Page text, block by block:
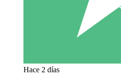
Hace 2 días